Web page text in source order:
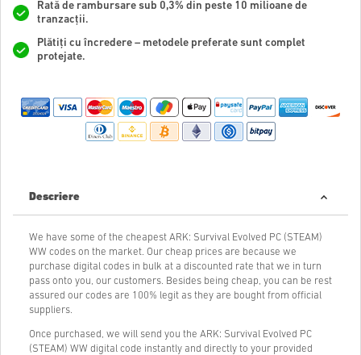
Rată de rambursare sub 0,3% din peste 10 milioane de
tranzacții.
Plătiți cu încredere – metodele preferate sunt complet
protejate.
Descriere
We have some of the cheapest ARK: Survival Evolved PC (STEAM)
WW codes on the market. Our cheap prices are because we
purchase digital codes in bulk at a discounted rate that we in turn
pass onto you, our customers. Besides being cheap, you can be rest
assured our codes are 100% legit as they are bought from official
suppliers.
Once purchased, we will send you the ARK: Survival Evolved PC
(STEAM) WW digital code instantly and directly to your provided